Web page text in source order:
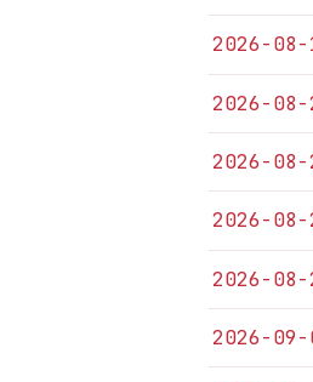
2026-08-
2026-08-
2026-
2026-08-
2026-
2026-